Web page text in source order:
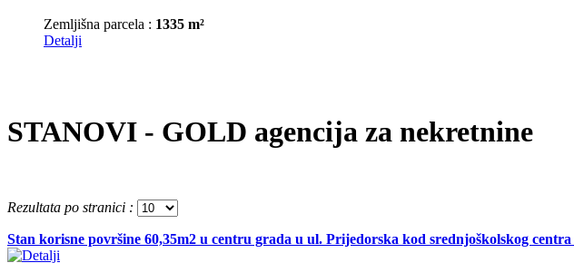
Zemljišna parcela : 1335 m²
Detalji
STANOVI - GOLD agencija za nekretnine
Rezultata po stranici :
Stan korisne površine 60,35m2 u centru grada u ul. Prijedorska kod srednjoškolskog centra